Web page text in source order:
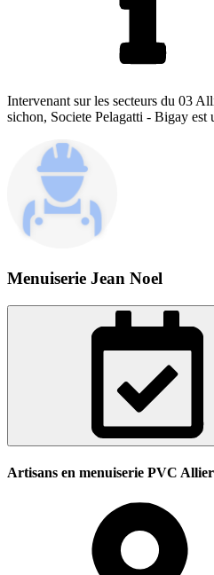
Intervenant sur les secteurs du 03
sichon, Societe Pelagatti - Bigay est
Menuiserie Jean Noel
Artisans en menuiserie PVC